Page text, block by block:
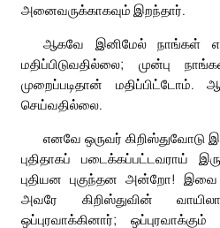
அனைவருக்காகவும் இறந்தார்.
ஆகவே இனிமேல் நாங்கள்
மதிப்பிடுவதில்லை; முன்பு
முறைப்படிதான்
செய்வதில்லை.
எனவே ஒருவர் கிறிஸ்துவோடு
புதிதாகப் படைக்கப்பட்டவராய்
புதியன புகுந்தன அன்றோ! இவை
அவரே கிறிஸ்துவின்
ஒப்புரவாக்கினார்;